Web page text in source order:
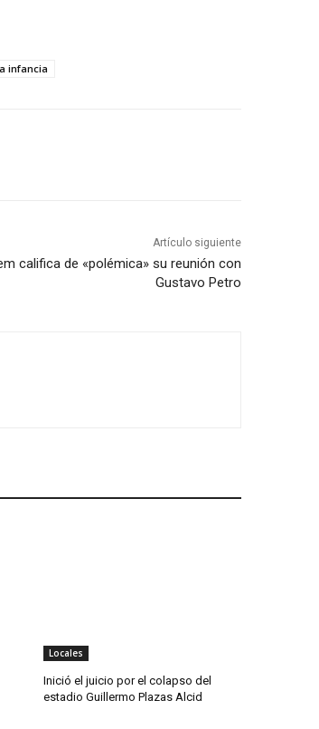
infancia
Artículo siguiente
califica de «polémica» su reunión con
Gustavo Petro
Locales
Inició el juicio por el colapso del
estadio Guillermo Plazas Alcid